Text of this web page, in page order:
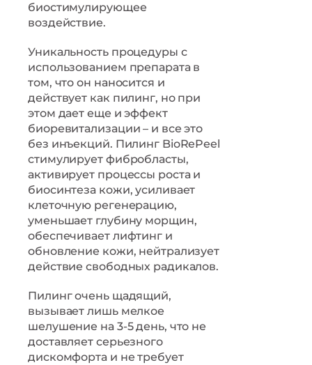
биостимулирующее
воздействие.
Уникальность процедуры с
использованием препарата в
том, что он наносится и
действует как пилинг, но при
этом дает еще и эффект
биоревитализации – и все это
без инъекций. Пилинг BioRePeel
стимулирует фибробласты,
активирует процессы роста и
биосинтеза кожи, усиливает
клеточную регенерацию,
уменьшает глубину морщин,
обеспечивает лифтинг и
обновление кожи, нейтрализует
действие свободных радикалов.
Пилинг очень щадящий,
вызывает лишь мелкое
шелушение на 3-5 день, что не
доставляет серьезного
дискомфорта и не требует